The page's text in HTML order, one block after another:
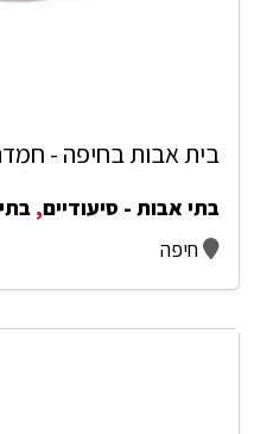
בית אבות בחיפה -
בתי אבות - סיעודיים,
חיפה